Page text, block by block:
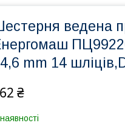
ведена
mm 14
₴